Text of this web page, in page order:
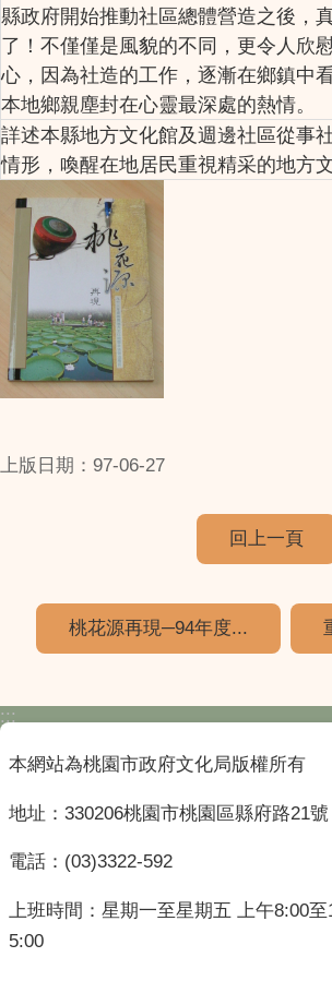
縣政府開始推動社區總體營造之後，
了！不僅僅是風貌的不同，更令人欣
心，因為社造的工作，逐漸在鄉鎮中
本地鄉親塵封在心靈最深處的熱情。
詳述本縣地方文化館及週邊社區從事
情形，喚醒在地居民重視精采的地方文
上版日期：97-06-27
回上一頁
桃花源再現─94年度...
:::
本網站為桃園市政府文化局版權所有
地址：330206桃園市桃園區縣府路21號
電話：(03)3322-592
上班時間：星期一至星期五 上午8:00至
5:00